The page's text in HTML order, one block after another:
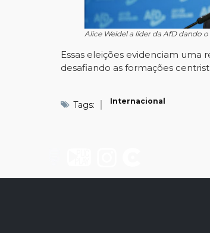
Alice Weidel a líder da AfD dando
Essas eleições evidenciam
desafiando as formações
Tags: Internacional